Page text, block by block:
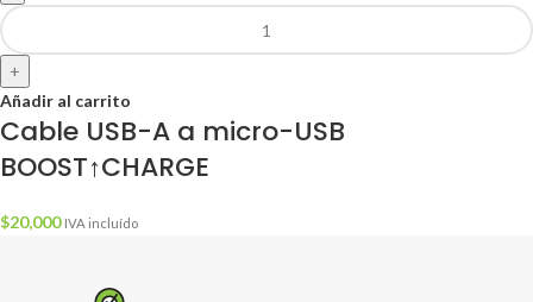
+
Añadir al carrito
Cable USB-A a micro-USB
BOOST↑CHARGE
$20,000 IVA incluído